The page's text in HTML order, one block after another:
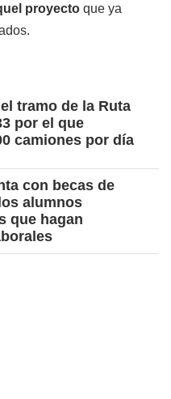
proyecto que ya
tramo de la Ruta
por el que
camiones por día
con becas de
alumnos
que hagan